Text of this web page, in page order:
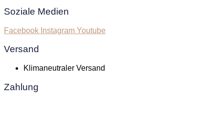
Soziale Medien
Facebook Instagram Youtube
Versand
Klimaneutraler Versand
Zahlung